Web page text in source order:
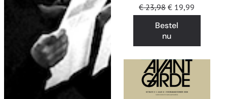
€23,98 € 19,99
Bestel
nu